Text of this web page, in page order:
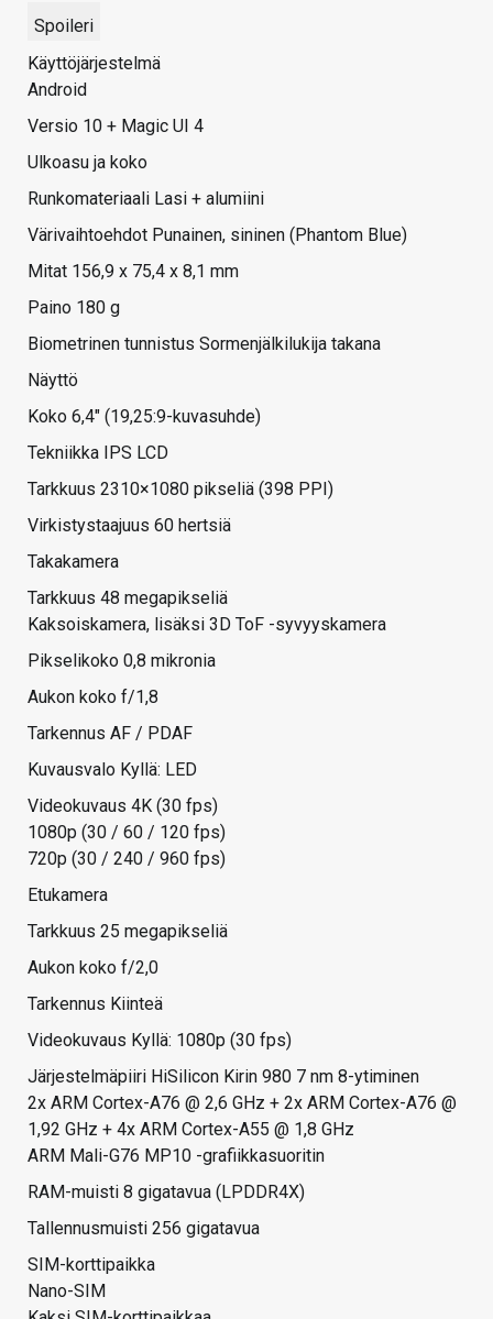
Spoileri
Käyttöjärjestelmä
Android
Versio 10 + Magic UI 4
Ulkoasu ja koko
Runkomateriaali Lasi + alumiini
Värivaihtoehdot Punainen, sininen (Phantom Blue)
Mitat 156,9 x 75,4 x 8,1 mm
Paino 180 g
Biometrinen tunnistus Sormenjälkilukija takana
Näyttö
Koko 6,4" (19,25:9-kuvasuhde)
Tekniikka IPS LCD
Tarkkuus 2310×1080 pikseliä (398 PPI)
Virkistystaajuus 60 hertsiä
Takakamera
Tarkkuus 48 megapikseliä
Kaksoiskamera, lisäksi 3D ToF -syvyyskamera
Pikselikoko 0,8 mikronia
Aukon koko f/1,8
Tarkennus AF / PDAF
Kuvausvalo Kyllä: LED
Videokuvaus 4K (30 fps)
1080p (30 / 60 / 120 fps)
720p (30 / 240 / 960 fps)
Etukamera
Tarkkuus 25 megapikseliä
Aukon koko f/2,0
Tarkennus Kiinteä
Videokuvaus Kyllä: 1080p (30 fps)
Järjestelmäpiiri HiSilicon Kirin 980 7 nm 8-ytiminen
2x ARM Cortex-A76 @ 2,6 GHz + 2x ARM Cortex-A76 @
1,92 GHz + 4x ARM Cortex-A55 @ 1,8 GHz
ARM Mali-G76 MP10 -grafiikkasuoritin
RAM-muisti 8 gigatavua (LPDDR4X)
Tallennusmuisti 256 gigatavua
SIM-korttipaikka
Nano-SIM